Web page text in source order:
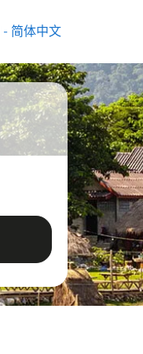
- 简体中文